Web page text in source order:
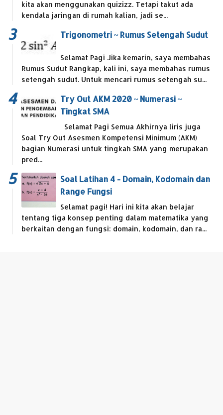
kita akan menggunakan quizizz. Tetapi takut ada
kendala jaringan di rumah kalian, jadi se...
Trigonometri ~ Rumus Setengah Sudut
Selamat Pagi Jika kemarin, saya membahas
Rumus Sudut Rangkap, kali ini, saya membahas rumus
setengah sudut. Untuk mencari rumus setengah su...
Try Out AKM 2020 ~ Numerasi ~
Tingkat SMA
Selamat Pagi Semua Akhirnya liris juga
Soal Try Out Asesmen Kompetensi Minimum (AKM)
bagian Numerasi untuk tingkah SMA yang merupakan
pred...
Soal Latihan 4 - Domain, Kodomain dan
Range Fungsi
Selamat pagi! Hari ini kita akan belajar
tentang tiga konsep penting dalam matematika yang
berkaitan dengan fungsi: domain, kodomain, dan ra...